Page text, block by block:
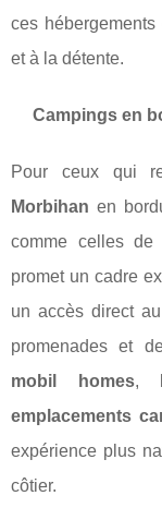
ces
et à la détente.
Campings en
Pour ceux qui
Morbihan en
comme celles de
promet un cadre
un accès direct
promenades et
mobil homes,
emplacements
expérience plus
côtier.